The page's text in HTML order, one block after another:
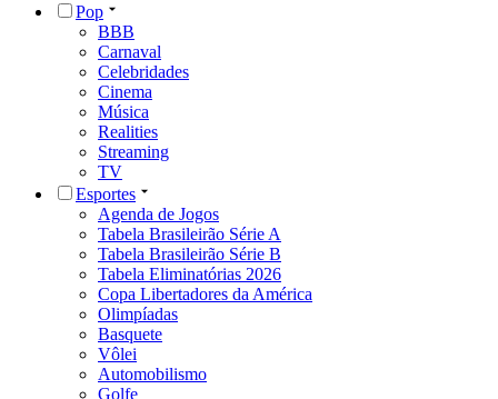
Pop
BBB
Carnaval
Celebridades
Cinema
Música
Realities
Streaming
TV
Esportes
Agenda de Jogos
Tabela Brasileirão Série A
Tabela Brasileirão Série B
Tabela Eliminatórias 2026
Copa Libertadores da América
Olimpíadas
Basquete
Vôlei
Automobilismo
Golfe